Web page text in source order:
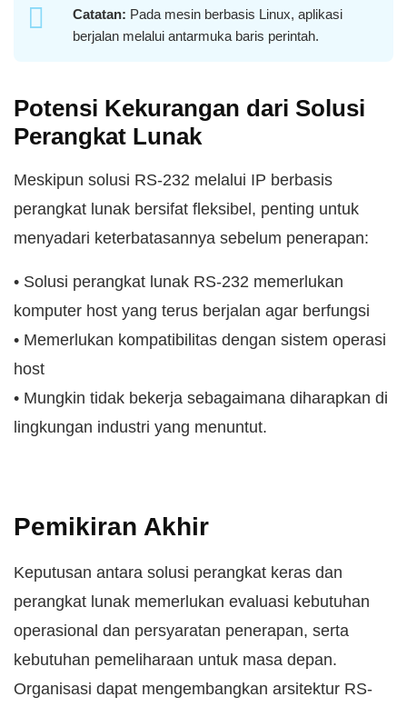
Catatan: Pada mesin berbasis Linux, aplikasi
berjalan melalui antarmuka baris perintah.
Potensi Kekurangan dari Solusi
Perangkat Lunak
Meskipun solusi RS-232 melalui IP berbasis
perangkat lunak bersifat fleksibel, penting untuk
menyadari keterbatasannya sebelum penerapan:
• Solusi perangkat lunak RS-232 memerlukan
komputer host yang terus berjalan agar berfungsi
• Memerlukan kompatibilitas dengan sistem operasi
host
• Mungkin tidak bekerja sebagaimana diharapkan di
lingkungan industri yang menuntut.
Pemikiran Akhir
Keputusan antara solusi perangkat keras dan
perangkat lunak memerlukan evaluasi kebutuhan
operasional dan persyaratan penerapan, serta
kebutuhan pemeliharaan untuk masa depan.
Organisasi dapat mengembangkan arsitektur RS-